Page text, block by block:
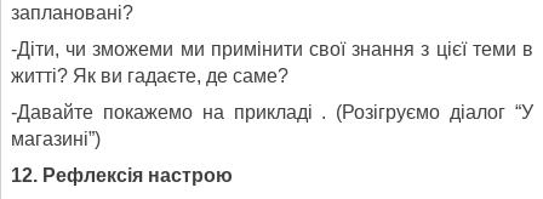
заплановані?
-Діти, чи зможеми ми примінити свої знання з цієї теми в
житті? Як ви гадаєте, де саме?
-Давайте покажемо на прикладі . (Розігруємо діалог “У
магазині”)
12. Рефлексія настрою